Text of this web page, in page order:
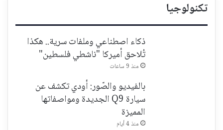
تكنولوجيا
ذكاء اصطناعي وملفات سرية.. هكذا
تُلاحق أميركا "ناشطي فلسطين"
منذ 9 ساعات
بالفيديو والصّور: أودي تكشف عن
سيارة Q9 الجديدة ومواصفاتها
المميزة
منذ 4 أيام